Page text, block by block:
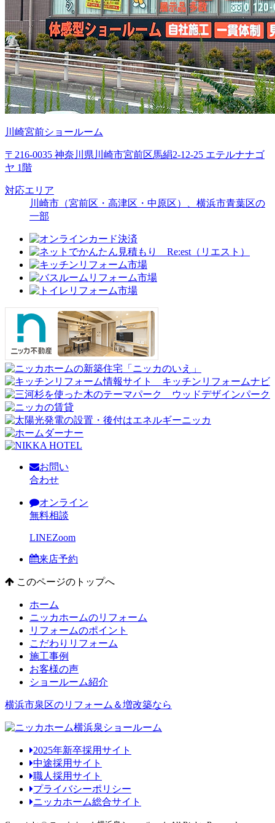
川崎宮前ショールーム
〒216-0035 神奈川県川崎市宮前区馬絹2-12-25 エテルナナゴ
ヤ 1階
対応エリア
川崎市（宮前区・高津区・中原区）、横浜市青葉区の
一部
お問い
合わせ
オンライン
無料相談
LINEZoom
来店予約
このページのトップへ
ホーム
ニッカホームのリフォーム
リフォームのポイント
こだわりリフォーム
施工事例
お客様の声
ショールーム紹介
横浜市泉区のリフォーム＆増改築なら
2025年新卒採用サイト
中途採用サイト
職人採用サイト
プライバシーポリシー
ニッカホーム総合サイト